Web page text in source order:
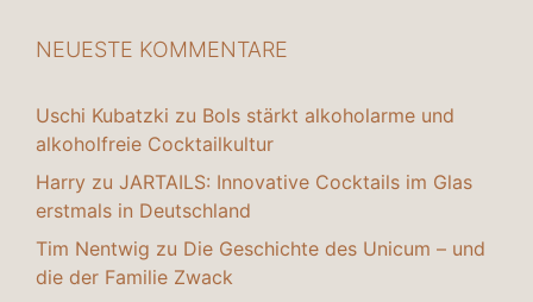
NEUESTE KOMMENTARE
Uschi Kubatzki zu Bols stärkt alkoholarme und
alkoholfreie Cocktailkultur
Harry zu JARTAILS: Innovative Cocktails im Glas
erstmals in Deutschland
Tim Nentwig zu Die Geschichte des Unicum – und
die der Familie Zwack